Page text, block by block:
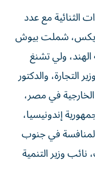
الثنائية مع عدد
بريكس، شملت بيوش
ولي تشنغ
التجارة، والدكتور
في مصر،
إندونيسيا،
في جنوب
وزير التنمية